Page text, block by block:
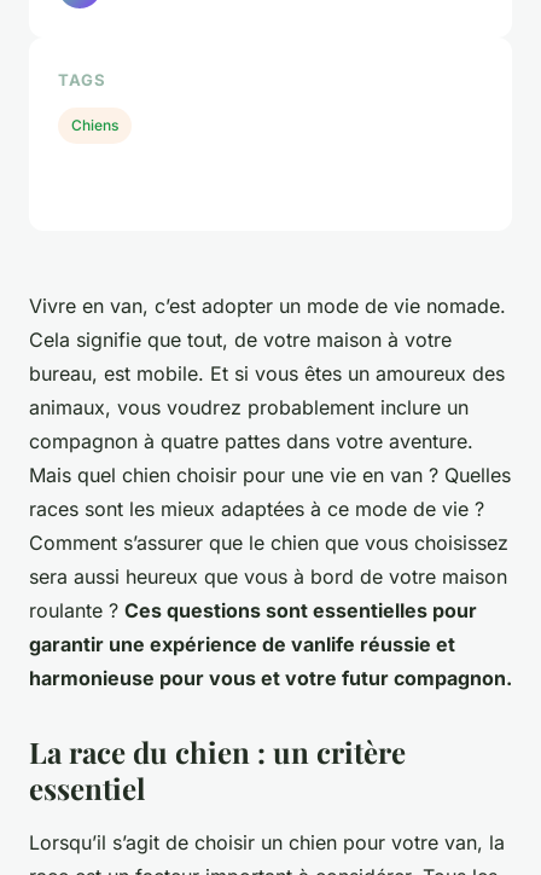
Vivre en van, c’est adopter un mode de vie nomade.
Cela signifie que tout, de votre maison à votre
bureau, est mobile. Et si vous êtes un amoureux des
animaux, vous voudrez probablement inclure un
compagnon à quatre pattes dans votre aventure.
Mais quel chien choisir pour une vie en van ? Quelles
races sont les mieux adaptées à ce mode de vie ?
Comment s’assurer que le chien que vous choisissez
sera aussi heureux que vous à bord de votre maison
roulante ? Ces questions sont essentielles pour
garantir une expérience de vanlife réussie et
harmonieuse pour vous et votre futur compagnon.
La race du chien : un critère
essentiel
Lorsqu’il s’agit de choisir un chien pour votre van, la
TAGS
Chiens